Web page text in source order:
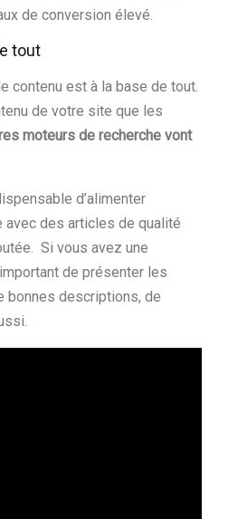
de conversion élevé.
tout
contenu est à la base de tout.
de votre site que les
moteurs de recherche vont
d’alimenter
avec des articles de qualité
Si vous avez une
de présenter les
bonnes descriptions, de